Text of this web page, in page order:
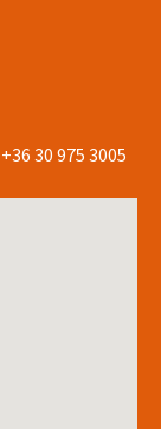
+36 30 975 3005